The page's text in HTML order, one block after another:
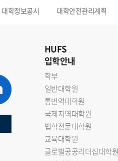
대학정보공시 대학안전관리계획
HUFS
입학안내
학부
일반대학원
통번역대학원
국제지역대학원
법학전문대학원
교육대학원
글로벌공공리더십대학원